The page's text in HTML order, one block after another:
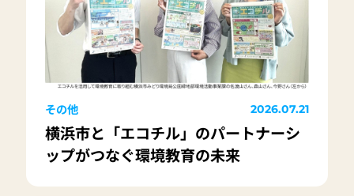
その他 2026.07.21
横浜市と「エコチル」のパートナーシ
ップがつなぐ環境教育の未来